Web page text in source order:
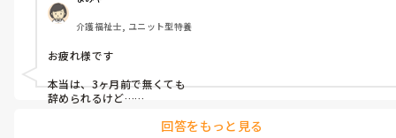
介護福祉士, ユニット型特養
お疲れ様です
本当は、3ヶ月前で無くても
辞められるけど…
回答をもっと見る